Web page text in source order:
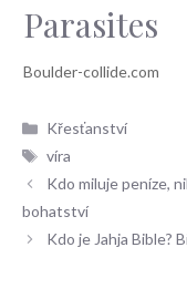
Parasites
Rubriky
Křesťanství
Štítky
víra
Kdo miluje peníze,
bohatství
Kdo je Jahja Bible?